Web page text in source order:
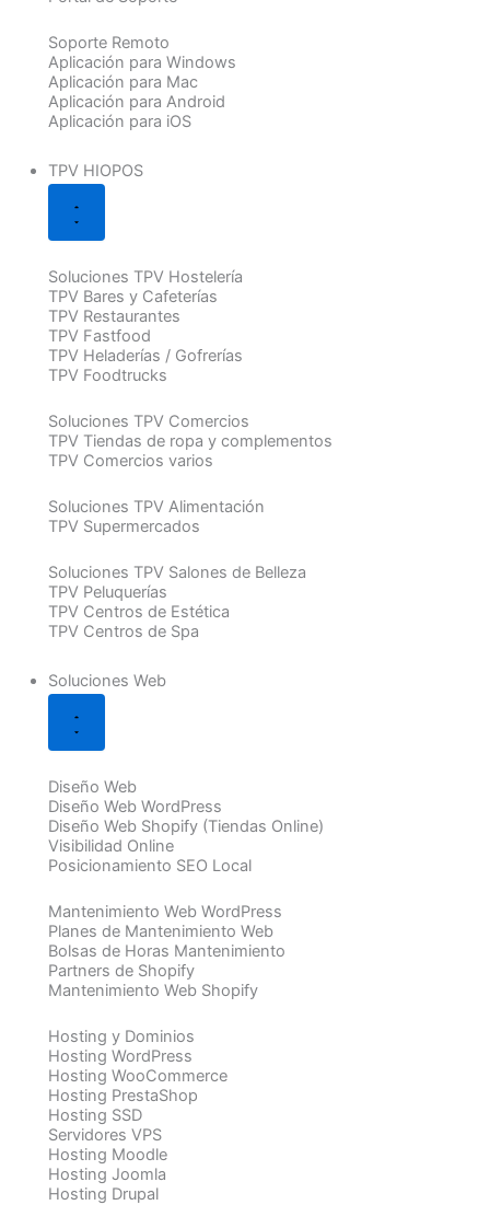
Soporte Remoto
Aplicación para Windows
Aplicación para Mac
Aplicación para Android
Aplicación para iOS
TPV HIOPOS
Soluciones TPV Hostelería
TPV Bares y Cafeterías
TPV Restaurantes
TPV Fastfood
TPV Heladerías / Gofrerías
TPV Foodtrucks
Soluciones TPV Comercios
TPV Tiendas de ropa y complementos
TPV Comercios varios
Soluciones TPV Alimentación
TPV Supermercados
Soluciones TPV Salones de Belleza
TPV Peluquerías
TPV Centros de Estética
TPV Centros de Spa
Soluciones Web
Diseño Web
Diseño Web WordPress
Diseño Web Shopify (Tiendas Online)
Visibilidad Online
Posicionamiento SEO Local
Mantenimiento Web WordPress
Planes de Mantenimiento Web
Bolsas de Horas Mantenimiento
Partners de Shopify
Mantenimiento Web Shopify
Hosting y Dominios
Hosting WordPress
Hosting WooCommerce
Hosting PrestaShop
Hosting SSD
Servidores VPS
Hosting Moodle
Hosting Joomla
Hosting Drupal